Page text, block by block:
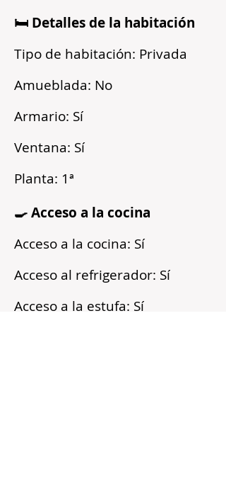
🛏️ Detalles de la habitación
Tipo de habitación: Privada
Amueblada: No
Armario: Sí
Ventana: Sí
Planta: 1ª
🍳 Acceso a la cocina
Acceso a la cocina: Sí
Acceso al refrigerador: Sí
Acceso a la estufa: Sí